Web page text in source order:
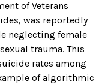
of Veterans
was reportedly
neglecting female
trauma. This
rates among
of algorithmic